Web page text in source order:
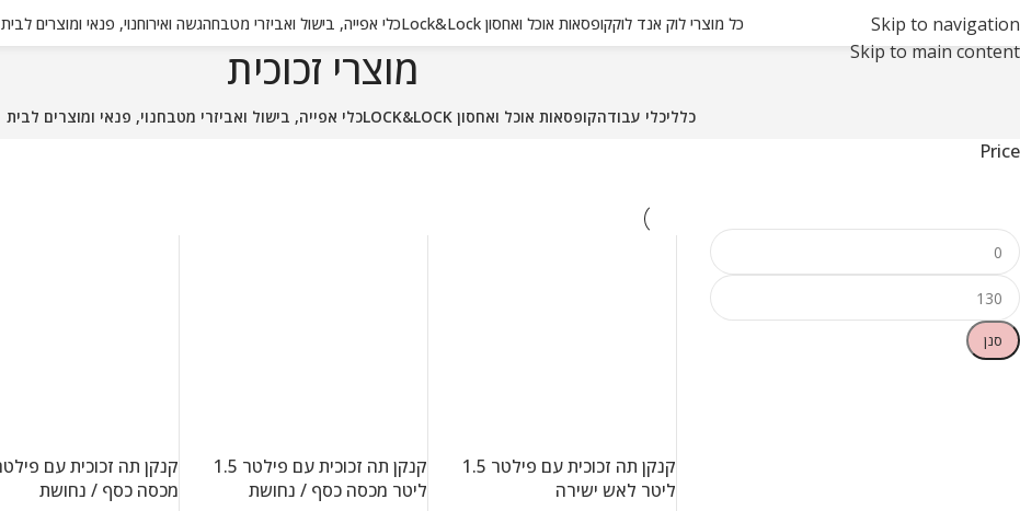
Skip to navigation
Skip to main content
כל מוצרי לוק אנד לוקקופסאות אוכל ואחסון Lock&Lock כלי אפייה, בישול ואביזרי מטבחהגשה ואירוחנוי, פנאי ומוצרים לבית
מוצרי זכוכית
כלליכלי עבודהקופסאות אוכל ואחסון LOCK&LOCK כלי אפייה, בישול ואביזרי מטבחנוי, פנאי ומוצרים לבית
Price
סנן
קנקן תה זכוכית עם פילטר 1.5
ליטר לאש ישירה
קנקן תה זכוכית עם פילטר 1.5
ליטר מכסה כסף / נחושת
מכסה כסף / נחושת